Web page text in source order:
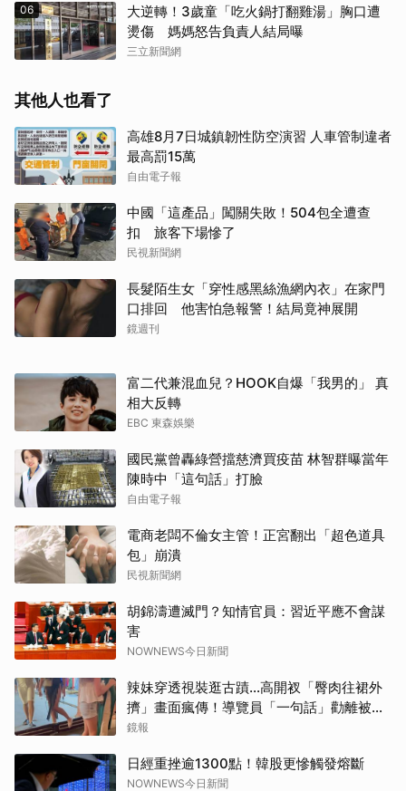
06
大逆轉！3歲童「吃火鍋打翻雞湯」胸口遭
燙傷 媽媽怒告負責人結局曝
三立新聞網
其他人也看了
高雄8月7日城鎮韌性防空演習 人車管制違者
最高罰15萬
自由電子報
中國「這產品」闖關失敗！504包全遭查
扣 旅客下場慘了
民視新聞網
長髮陌生女「穿性感黑絲漁網內衣」在家門
口排回 他害怕急報警！結局竟神展開
鏡週刊
富二代兼混血兒？HOOK自爆「我男的」 真
相大反轉
EBC 東森娛樂
國民黨曾轟綠營擋慈濟買疫苗 林智群曝當年
陳時中「這句話」打臉
自由電子報
電商老闆不倫女主管！正宮翻出「超色道具
包」崩潰
民視新聞網
胡錦濤遭滅門？知情官員：習近平應不會謀
害
NOWNEWS今日新聞
辣妹穿透視裝逛古蹟…高開衩「臀肉往裙外
擠」畫面瘋傳！導覽員「一句話」勸離被狂
讚
鏡報
日經重挫逾1300點！韓股更慘觸發熔斷
NOWNEWS今日新聞